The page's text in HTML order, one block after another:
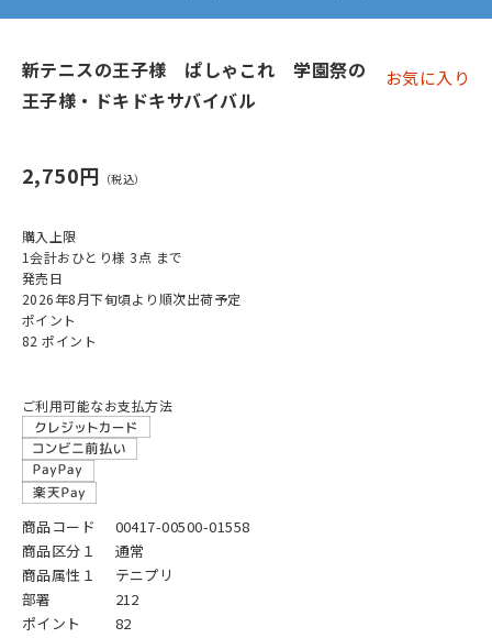
新テニスの王子様 ぱしゃこれ 学園祭の
王子様・ドキドキサバイバル
お気に入り
2,750円
購入上限
1会計おひとり様 3点 まで
発売日
2026年8月下旬頃より順次出荷予定
ポイント
82 ポイント
ご利用可能なお支払方法
商品コード
00417-00500-01558
商品区分１
通常
商品属性１
テニプリ
部署
212
ポイント
82